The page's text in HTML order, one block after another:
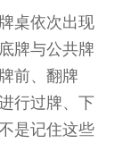
桌依次出现
牌与公共牌
前、翻牌
行过牌、下
是记住这些